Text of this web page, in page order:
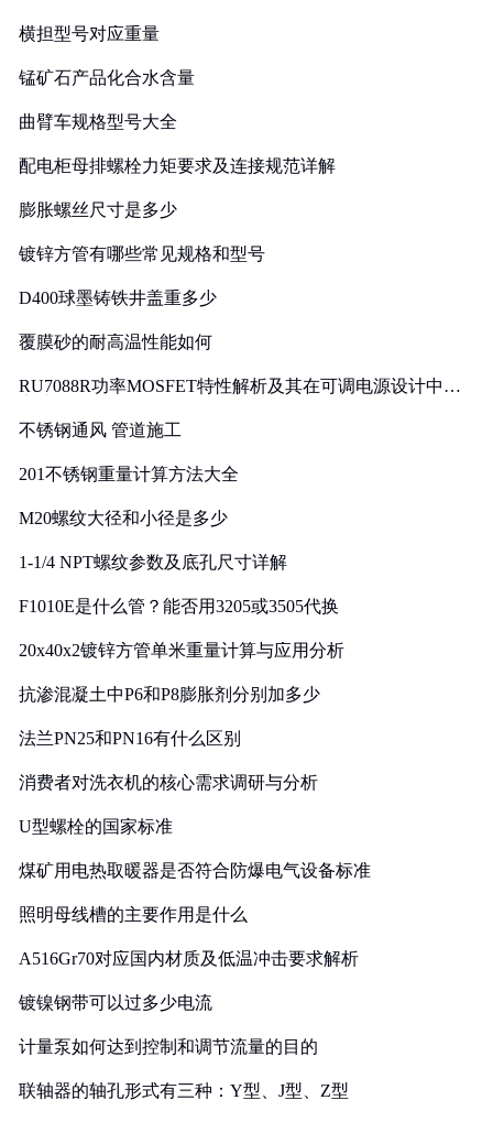
横担型号对应重量
锰矿石产品化合水含量
曲臂车规格型号大全
配电柜母排螺栓力矩要求及连接规范详解
膨胀螺丝尺寸是多少
镀锌方管有哪些常见规格和型号
D400球墨铸铁井盖重多少
覆膜砂的耐高温性能如何
RU7088R功率MOSFET特性解析及其在可调电源设计中的
不锈钢通风 管道施工
201不锈钢重量计算方法大全
M20螺纹大径和小径是多少
1-1/4 NPT螺纹参数及底孔尺寸详解
F1010E是什么管？能否用3205或3505代换
20x40x2镀锌方管单米重量计算与应用分析
抗渗混凝土中P6和P8膨胀剂分别加多少
法兰PN25和PN16有什么区别
消费者对洗衣机的核心需求调研与分析
U型螺栓的国家标准
煤矿用电热取暖器是否符合防爆电气设备标准
照明母线槽的主要作用是什么
A516Gr70对应国内材质及低温冲击要求解析
镀镍钢带可以过多少电流
计量泵如何达到控制和调节流量的目的
联轴器的轴孔形式有三种：Y型、J型、Z型